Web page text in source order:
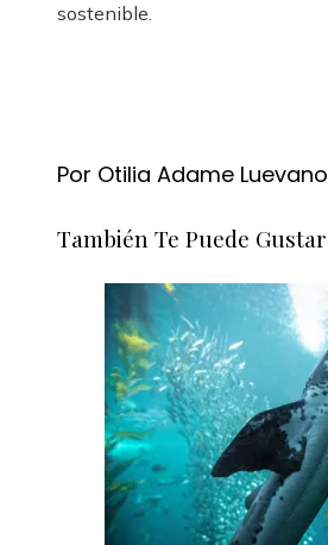
sostenible.
Por Otilia Adame Luevano
También Te Puede Gustar